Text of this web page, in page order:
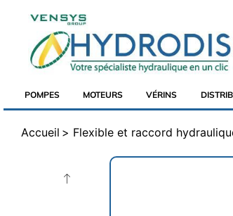
POMPES MOTEURS VÉRINS
Accueil Flexible et raccord